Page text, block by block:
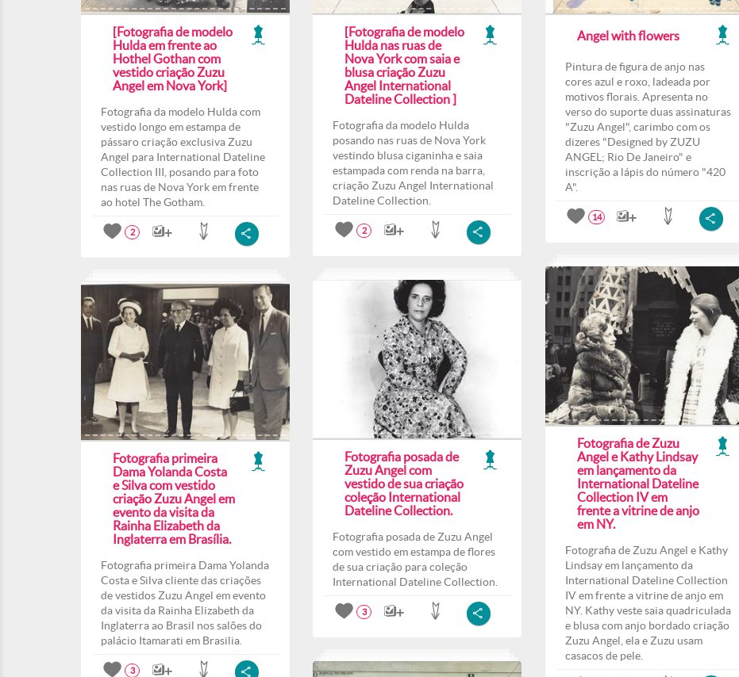
[Fotografia de modelo
Hulda em frente ao
Hothel Gothan com
vestido criação Zuzu
Angel em Nova York]
Fotografia da modelo Hulda com
vestido longo em estampa de
pássaro criação exclusiva Zuzu
Angel para International Dateline
Collection III, posando para foto
nas ruas de Nova York em frente
ao hotel The Gotham.
2
[Fotografia de modelo
Hulda nas ruas de
Nova York com saia e
blusa criação Zuzu
Angel International
Dateline Collection ]
Fotografia da modelo Hulda
posando nas ruas de Nova York
vestindo blusa ciganinha e saia
estampada com renda na barra,
criação Zuzu Angel International
Dateline Collection.
2
Angel with flowers
Pintura de figura de anjo nas
cores azul e roxo, ladeada por
motivos florais. Apresenta no
verso do suporte duas assinaturas
"Zuzu Angel", carimbo com os
dizeres "Designed by ZUZU
ANGEL; Rio De Janeiro" e
inscrição a lápis do número "420
A".
14
Fotografia de Zuzu
Angel e Kathy Lindsay
em lançamento da
International Dateline
Collection IV em
frente a vitrine de anjo
em NY.
Fotografia de Zuzu Angel e Kathy
Lindsay em lançamento da
International Dateline Collection
IV em frente a vitrine de anjo em
NY. Kathy veste saia quadriculada
e blusa com anjo bordado criação
Zuzu Angel, ela e Zuzu usam
casacos de pele.
Fotografia posada de
Zuzu Angel com
vestido de sua criação
coleção International
Dateline Collection.
Fotografia posada de Zuzu Angel
com vestido em estampa de flores
de sua criação para coleção
International Dateline Collection.
3
Fotografia primeira
Dama Yolanda Costa
e Silva com vestido
criação Zuzu Angel em
evento da visita da
Rainha Elizabeth da
Inglaterra em Brasília.
Fotografia primeira Dama Yolanda
Costa e Silva cliente das criações
de vestidos Zuzu Angel em evento
da visita da Rainha Elizabeth da
Inglaterra ao Brasil nos salões do
palácio Itamarati em Brasilia.
3